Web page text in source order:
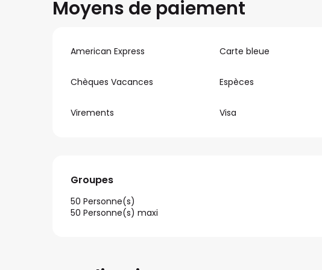
Moyens de paiement
American Express Carte bleue
Chèques Vacances Espèces
Virements Visa
Groupes
Groupes
50 Personne(s)
50 Personne(s) maxi